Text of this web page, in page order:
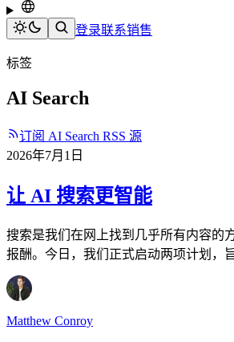
登录联系销售
标签
AI Search
订阅 AI Search RSS 源
2026年7月1日
让 AI 搜索更智能
搜索是我们在网上找到几乎所有内容
报酬。今日，我们正式启动两项计划，
Matthew Conroy